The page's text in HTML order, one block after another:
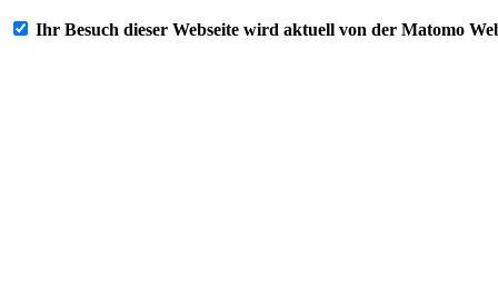
Ihr Besuch dieser Webseite wird aktuell von der Matomo